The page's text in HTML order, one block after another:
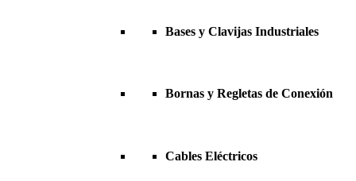
Bases y Clavijas Industriales
Bornas y Regletas de Conexión
Cables Eléctricos